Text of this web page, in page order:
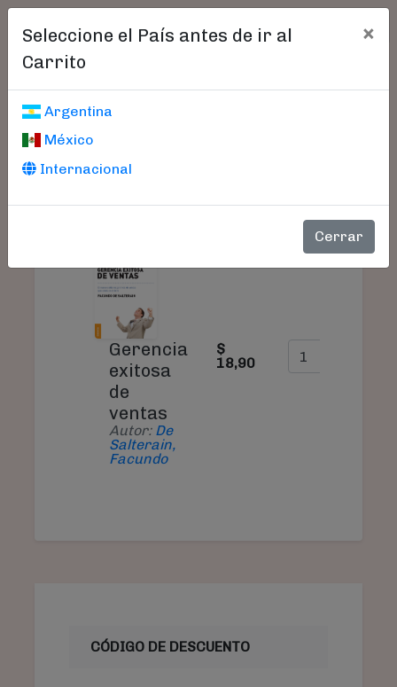
Seleccione el País antes de ir al
Carrito
×
Argentina
México
Internacional
Cerrar
Carrito De Compras
PRODUCTO PRECIO CANTIDAD
Gerencia
exitosa
de
ventas
Autor: De
Salterain,
Facundo
$
18,90
CÓDIGO DE DESCUENTO